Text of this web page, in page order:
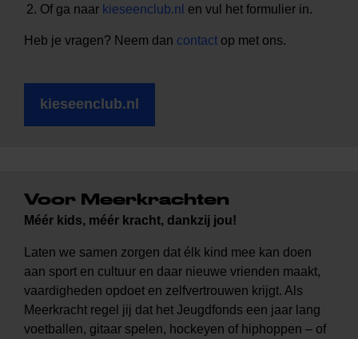
Of ga naar kieseenclub.nl en vul het formulier in.
Heb je vragen? Neem dan contact op met ons.
kieseenclub.nl
Voor Meerkrachten
Méér kids, méér kracht, dankzij jou!
Laten we samen zorgen dat élk kind mee kan doen
aan sport en cultuur en daar nieuwe vrienden maakt,
vaardigheden opdoet en zelfvertrouwen krijgt. Als
Meerkracht regel jij dat het Jeugdfonds een jaar lang
voetballen, gitaar spelen, hockeyen of hiphoppen – of